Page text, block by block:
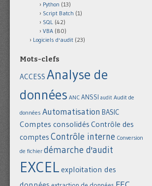
Python (13)
Script Batch (1)
SQL (42)
VBA (80)
Logiciels d'audit (23)
Mots-clefs
ACCESS Analyse de
données ANC ANSSI audit Audit de
données Automatisation BASIC
Comptes consolidés Contrôle des
comptes Contrôle interne Conversion
de fichier démarche d'audit
EXCEL exploitation des